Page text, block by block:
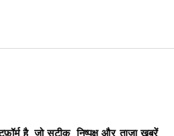
है, जो सटीक, निष्पक्ष और ताज़ा खबरें